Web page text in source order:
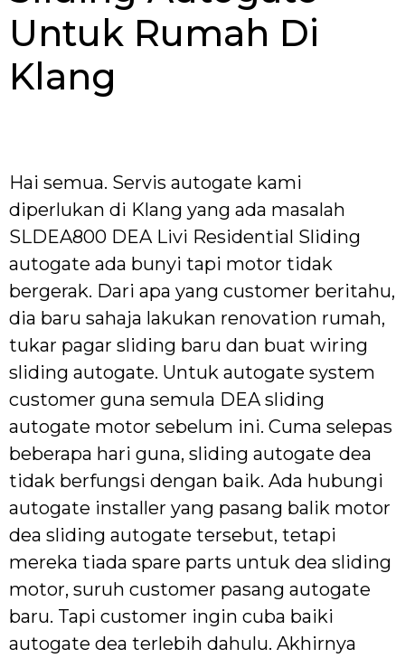
Untuk Rumah Di
Klang
Hai semua. Servis autogate kami
diperlukan di Klang yang ada masalah
SLDEA800 DEA Livi Residential Sliding
autogate ada bunyi tapi motor tidak
bergerak. Dari apa yang customer beritahu,
dia baru sahaja lakukan renovation rumah,
tukar pagar sliding baru dan buat wiring
sliding autogate. Untuk autogate system
customer guna semula DEA sliding
autogate motor sebelum ini. Cuma selepas
beberapa hari guna, sliding autogate dea
tidak berfungsi dengan baik. Ada hubungi
autogate installer yang pasang balik motor
dea sliding autogate tersebut, tetapi
mereka tiada spare parts untuk dea sliding
motor, suruh customer pasang autogate
baru. Tapi customer ingin cuba baiki
autogate dea terlebih dahulu. Akhirnya